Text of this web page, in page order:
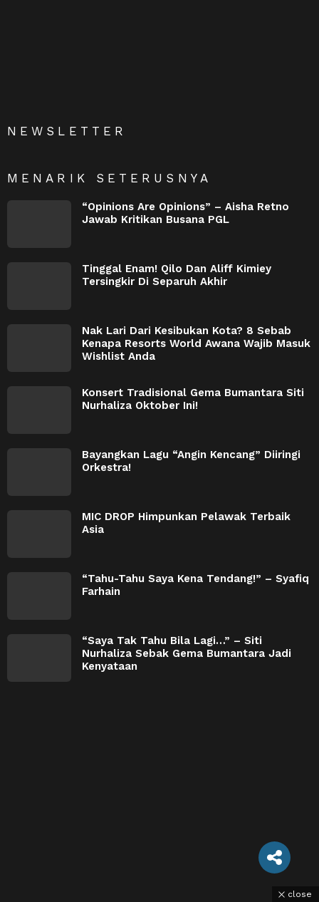
NEWSLETTER
MENARIK SETERUSNYA
“Opinions Are Opinions” – Aisha Retno
Jawab Kritikan Busana PGL
Tinggal Enam! Qilo Dan Aliff Kimiey
Tersingkir Di Separuh Akhir
Nak Lari Dari Kesibukan Kota? 8 Sebab
Kenapa Resorts World Awana Wajib Masuk
Wishlist Anda
Konsert Tradisional Gema Bumantara Siti
Nurhaliza Oktober Ini!
Bayangkan Lagu “Angin Kencang” Diiringi
Orkestra!
MIC DROP Himpunkan Pelawak Terbaik
Asia
“Tahu-Tahu Saya Kena Tendang!” – Syafiq
Farhain
“Saya Tak Tahu Bila Lagi…” – Siti
Nurhaliza Sebak Gema Bumantara Jadi
Kenyataan
close